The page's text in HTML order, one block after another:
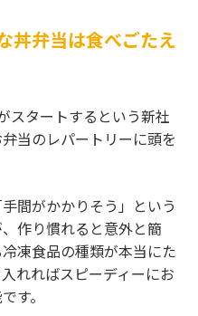
丼弁当は食べごたえ
スタートするという新社
当のレパートリーに頭を
間がかかりそう」という
作り慣れると意外と簡
凍食品の種類が本当にた
れればスピーディーにお
す。